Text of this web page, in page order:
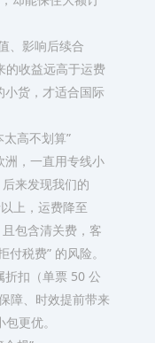
、影响后续合
的收益远高于运费
小货，才适合国际
高不划算”​
洲，一直用专线小
来发现我们的
上，运费降至
包含清关费，客
税费” 的风险。​
折扣（单票 50 公
障、时效提前带来
更优。​